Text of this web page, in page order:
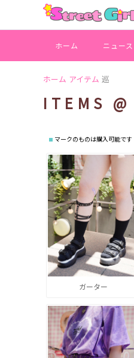
ホーム ニュース
ホーム アイテム 巡
ITEMS @
マークのものは購入可能です
ガーター